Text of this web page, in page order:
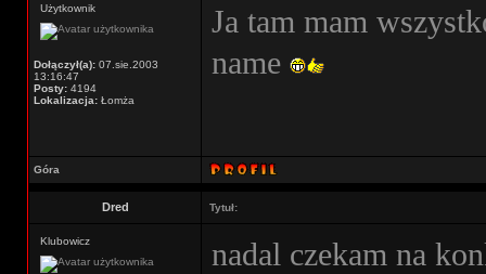
Użytkownik
Dołączył(a): 07.sie.2003
13:16:47
Posty: 4194
Lokalizacja: Łomża
Ja tam mam
name
Góra
Dred Tytuł:
Klubowicz nadal czekam na